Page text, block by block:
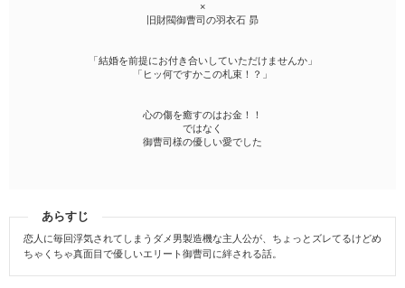
×
旧財閥御曹司の羽衣石 昴
「結婚を前提にお付き合いしていただけませんか」
「ヒッ何ですかこの札束！？」
心の傷を癒すのはお金！！
ではなく
御曹司様の優しい愛でした
あらすじ
恋人に毎回浮気されてしまうダメ男製造機な主人公が、ちょっとズレてるけどめ
ちゃくちゃ真面目で優しいエリート御曹司に絆される話。